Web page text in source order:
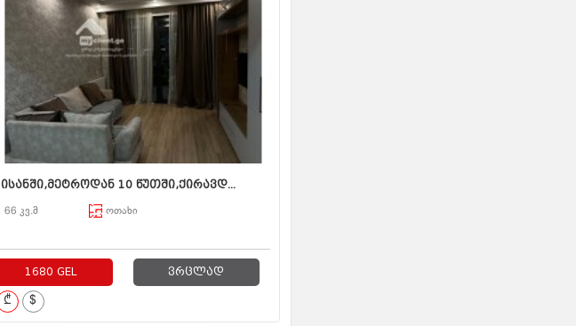
ისანში,მეტროდან 10 წუთში,ქირავდ...
66 კვ.მ ოთახი
1680 GEL ვრცლად
₾ $